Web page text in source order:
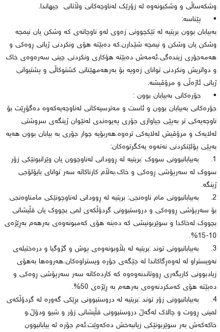
وشكەساڵی و وشكبونەوە لە زۆرێك لەناوچەكانی وڵاتانی جیهاندا.
• پێناسە:
بەبیابان بوون بریتیە لە تێكچوونی زەوی لەو ناوچانەی كە وشكن یان نیمچە
وشكن یان وشكن و نیمچە شێدارن.كە دەبێتە هۆی ونكردنی ژیانی ڕوەكی و
هەمەجۆری زیندەگی،ئەمەش دەبێتە هۆكاری ونكردنی چینی سەرەوەی خاك
و دواتریش ونكردنی توانای زەویە بۆ بەرهەمهێنانی كشتوكاڵی و پشتیوانی
ژیانی ئاژەڵی و مرۆڤیشە.
• جۆرەكانی بەبیابان بوون :
جۆرەكانی بەبیابان بوون و ئاست و مەترسیەكانی لەناوچەیەكەوە دەگۆڕێت بۆ
ناوچەیەكی تر بەپێی جیاوازی جۆری پەیوەندی لەنێوان ژینگەی سروشتی
لەلایەك و مرۆڤیش لەلایەكی ترەوە.هەربۆیە چوار جۆری بە بیابان بوون هەیە
بەپێی پۆلێنكردنی نەتەوە یەكگرتوەكان:
1. بەبیابانبوونی سووك :بریتیە لە ڕوودانی لەناوچوون یان وێرانبونێكی زۆر
سووك لە سەرپۆشی ڕوەكی و خاك،بەڵام كارناكاتە سەر توانای بایۆلۆجی
ژینگە.
2. بەبیابانبوونی مام ناوەنجی: بریتیە لە ڕوودانی لەناوچونێكی مامناوەنجی
بۆ سەرپۆشی ڕووەكی و دروستبوونی گردۆڵكەی لمی بچووك یان قڵیشانی
بچووك لەخاكدا و سوێربونیشی كە دەبنە هۆی كەمبونەوەی بەرهەم بەڕێژەی
10-15%.
3. بەبیابانبوونی توند :بریتیە لە بڵاوبونەوەی پوش و گژوگیا و درەختیلەی
نەویستراو لە لەوەڕگاكاندا لە جێگەی جۆرە ویستراوەكان،هەروەها بەهۆی
زیادبوونی كاریگەری ڕووتاندنەوەوە كە كاردەكاتە سەر سەرپۆشی ڕوەكی و
دەبێتە هۆی كەمكردنەوەی بەرهەم بە ڕێژەی 50%.
4. بەبیابانبوونی زۆر توند :بریتیە لە دروستبوونی بڕێكی گەورە لە گردۆڵكەی
لمینی ڕووت و چالاك لەگەڵ دروستبوونی قڵیشانی زۆر و شیو ودۆڵ،و
خاكەكەش بەر سوێربونێكی زیانبەخش دەكەوێت.ئەم جۆرە لە بیابانبوون